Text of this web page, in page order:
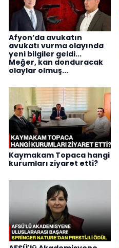
Afyon’da avukatın
avukatı vurma olayında
yeni bilgiler geldi...
Meğer, kan donduracak
olaylar olmuş...
Kaymakam Topaca hangi
kurumları ziyaret etti?